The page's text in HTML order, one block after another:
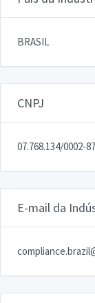
BRASIL
CNPJ
07.768.134/0002-87
E-mail da